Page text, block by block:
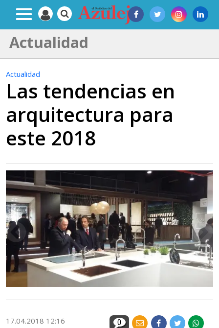
Actualidad
Actualidad
Las tendencias en
arquitectura para
este 2018
17.04.2018 12:16 0